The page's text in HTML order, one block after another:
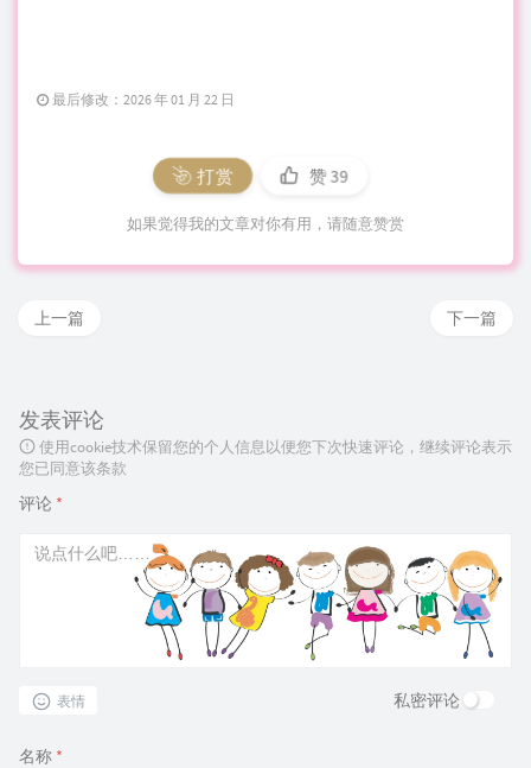
最后修改：2026 年 01 月 22 日
打赏 赞39
如果觉得我的文章对你有用，请随意赞赏
下一篇
上一篇
发表评论
使用cookie技术保留您的个人信息以便您下次快速评论，继续评论表示
您已同意该条款
评论 *
表情 私密评论
名称 *